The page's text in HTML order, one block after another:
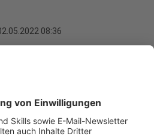
08:36
vom Auto bis zu